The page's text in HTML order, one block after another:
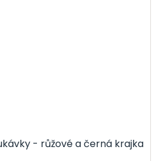
- růžové a černá krajka